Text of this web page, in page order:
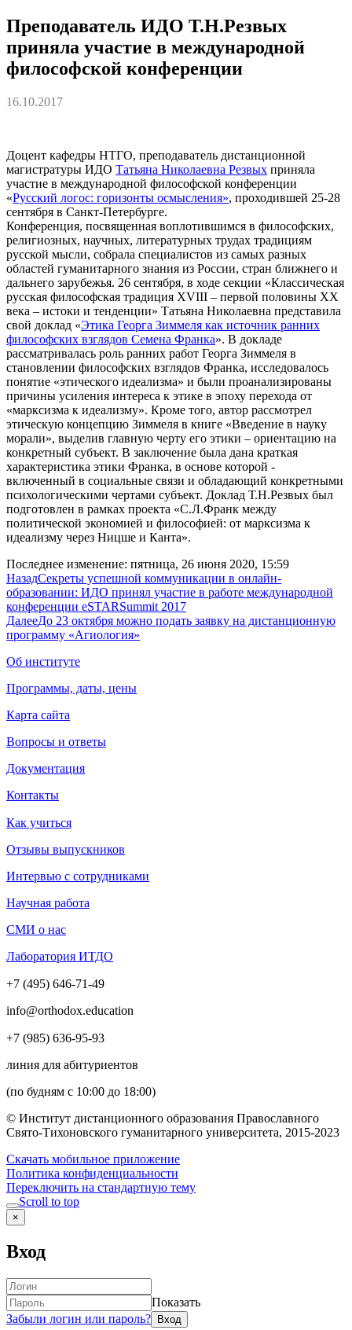
Преподаватель ИДО Т.Н.Резвых
приняла участие в международной
философской конференции
16.10.2017
Доцент кафедры НТГО, преподаватель дистанционной
магистратуры ИДО Татьяна Николаевна Резвых приняла
участие в международной философской конференции
«Русский логос: горизонты осмысления», проходившей 25-28
сентября в Санкт-Петербурге.
Конференция, посвященная воплотившимся в философских,
религиозных, научных, литературных трудах традициям
русской мысли, собрала специалистов из самых разных
областей гуманитарного знания из России, стран ближнего и
дальнего зарубежья. 26 сентября, в ходе секции «Классическая
русская философская традиция XVIII – первой половины XX
века – истоки и тенденции» Татьяна Николаевна представила
свой доклад «Этика Георга Зиммеля как источник ранних
философских взглядов Семена Франка». В докладе
рассматривалась роль ранних работ Георга Зиммеля в
становлении философских взглядов Франка, исследовалось
понятие «этического идеализма» и были проанализированы
причины усиления интереса к этике в эпоху перехода от
«марксизма к идеализму». Кроме того, автор рассмотрел
этическую концепцию Зиммеля в книге «Введение в науку
морали», выделив главную черту его этики – ориентацию на
конкретный субъект. В заключение была дана краткая
характеристика этики Франка, в основе которой -
включенный в социальные связи и обладающий конкретными
психологическими чертами субъект. Доклад Т.Н.Резвых был
подготовлен в рамках проекта «С.Л.Франк между
политической экономией и философией: от марксизма к
идеализму через Ницше и Канта».
Последнее изменение: пятница, 26 июня 2020, 15:59
НазадСекреты успешной коммуникации в онлайн-
образовании: ИДО принял участие в работе международной
конференции eSTARSummit 2017
ДалееДо 23 октября можно подать заявку на дистанционную
программу «Агиология»
Об институте
Программы, даты, цены
Карта сайта
Вопросы и ответы
Документация
Контакты
Как учиться
Отзывы выпускников
Интервью с сотрудниками
Научная работа
СМИ о нас
Лаборатория ИТДО
+7 (495) 646-71-49
info@orthodox.education
+7 (985) 636-95-93
линия для абитуриентов
(по будням с 10:00 до 18:00)
© Институт дистанционного образования Православного
Свято-Тихоновского гуманитарного университета, 2015-2023
Скачать мобильное приложение
Политика конфиденциальности
Переключить на стандартную тему
Scroll to top
×
Вход
Показать
Забыли логин или пароль?